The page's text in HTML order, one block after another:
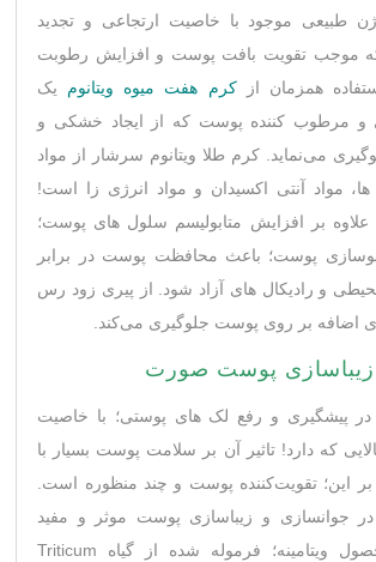
طبیعی موجود با خاصیت ارتجاعی و تجدید
موجب تقویت بافت پوست و افزایش رطوبت
همزمان ازكرم هفت ميوه ویتانوم یک
و مرطوب کننده پوست که از ایجاد خشکی و
می‌نماید. کرم طلا ویتانوم سرشار از مواد
ها، مواد آنتی اکسیدان و مواد انرژی زا است!
بر افزایش متابولیسم سلول های پوست؛
پوست؛ باعث محافظت پوست در برابر
و رادیکال های آزاد شود. از پیری زود رس
اضافه بر روی پوست جلوگیری می‌کند.
زیباسازی پوست صورت
در پیشگیری و رفع لک های پوستی؛ با خاصیت
که دارد! تاثیر آن بر سلامت پوست بسیار با
این؛ تقویت‌کننده پوست و چند منظوره است.
در جوانسازی و زیباسازی پوست موثر و مفید
می‌باشد. این محصول ویتامینه؛ فرموله شده از گياه Triticum